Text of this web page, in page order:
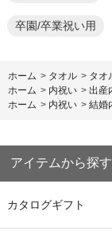
卒園/卒業祝い用
ホーム > タオル > タオ
ホーム > 内祝い > 出産
ホーム > 内祝い > 結婚
アイテムから探す
カタログギフト